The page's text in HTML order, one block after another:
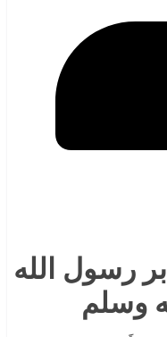
رسول الله
وسلم